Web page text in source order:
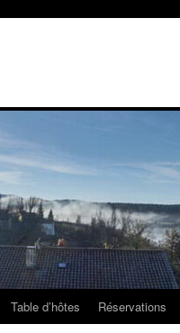
Table d’hôtes Réservations